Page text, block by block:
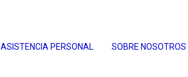
ASISTENCIA PERSONAL SOBRE NOSOTROS